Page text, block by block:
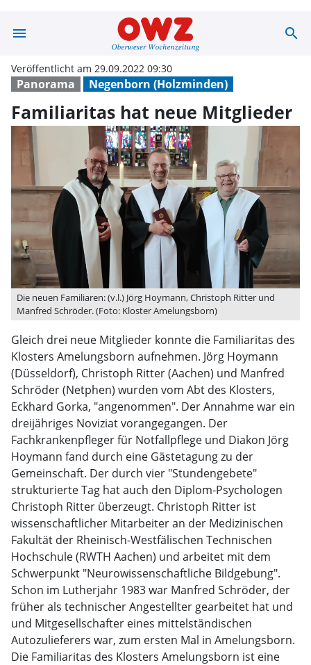
menu Familiaritas hat
search
Panorama Negenborn (Holzminden)
Veröffentlicht am 29.09.2022 09:30
Familiaritas hat neue Mitglieder
Die neuen Familiaren: (v.l.) Jörg Hoymann, Christoph Ritter und
Manfred Schröder. (Foto: Kloster Amelungsborn)
Gleich drei neue Mitglieder konnte die Familiaritas des
Klosters Amelungsborn aufnehmen. Jörg Hoymann
(Düsseldorf), Christoph Ritter (Aachen) und Manfred
Schröder (Netphen) wurden vom Abt des Klosters,
Eckhard Gorka, "angenommen". Der Annahme war ein
dreijähriges Noviziat vorangegangen. Der
Fachkrankenpfleger für Notfallpflege und Diakon Jörg
Hoymann fand durch eine Gästetagung zu der
Gemeinschaft. Der durch vier "Stundengebete"
strukturierte Tag hat auch den Diplom-Psychologen
Christoph Ritter überzeugt. Christoph Ritter ist
wissenschaftlicher Mitarbeiter an der Medizinischen
Fakultät der Rheinisch-Westfälischen Technischen
Hochschule (RWTH Aachen) und arbeitet mit dem
Schwerpunkt "Neurowissenschaftliche Bildgebung".
Schon im Lutherjahr 1983 war Manfred Schröder, der
früher als technischer Angestellter gearbeitet hat und
und Mitgesellschafter eines mittelständischen
Autozulieferers war, zum ersten Mal in Amelungsborn.
Die Familiaritas des Klosters Amelungsborn ist eine